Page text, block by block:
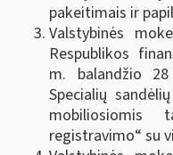
pakeitimais ir
Valstybinės
Respublikos
m. balandžio
Specialių
mobiliosiomis
registravimo“ su